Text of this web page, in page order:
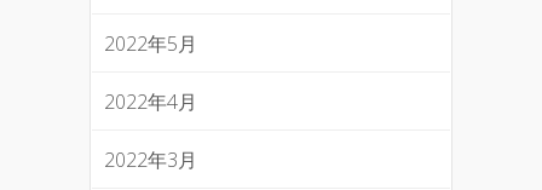
2022年5月
2022年4月
2022年3月